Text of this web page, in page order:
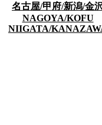
名古屋/甲府/新潟/金
NAGOYA/KOFU
NIIGATA/